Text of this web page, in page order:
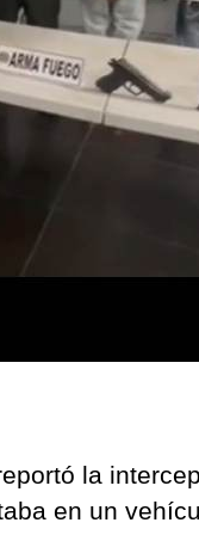
la
en
el
sur
la
en un